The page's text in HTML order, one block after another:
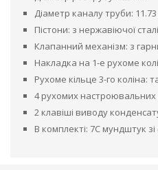
Діаметр каналу труби:
Пістони: з нержавіючої сталі
Клапанний механізм: з
Накладка на 1-е рухоме
Рухоме кільце 3-го коліна:
4 рухомих настроювальних
2 клавіші виводу
В комплекті: 7C мундштук